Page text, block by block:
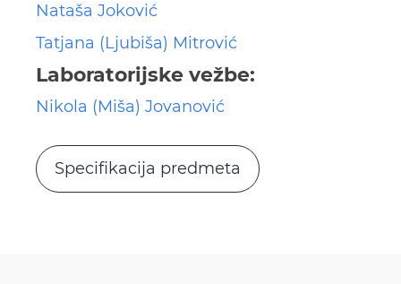
Nataša Joković
Tatjana (Ljubiša) Mitrović
Laboratorijske vežbe:
Nikola (Miša) Jovanović
Specifikacija predmeta